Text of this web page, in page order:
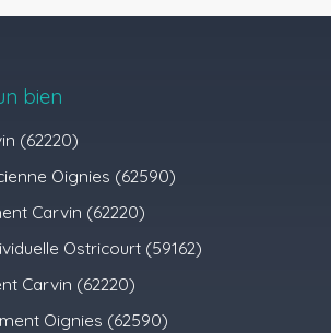
bien
(62220)
Oignies (62590)
Carvin (62220)
Ostricourt (59162)
Carvin (62220)
Oignies (62590)